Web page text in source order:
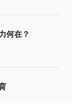
何在？